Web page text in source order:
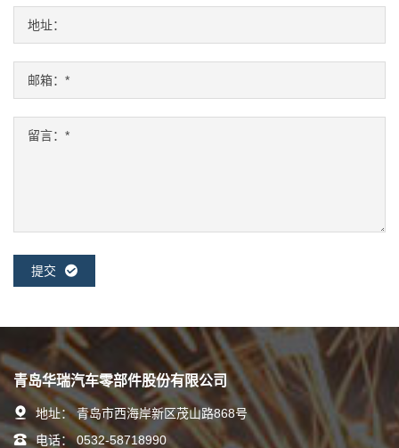
提交
青岛华瑞汽车零部件股份有限公司
地址： 青岛市西海岸新区茂山路868号
电话： 0532-58718990